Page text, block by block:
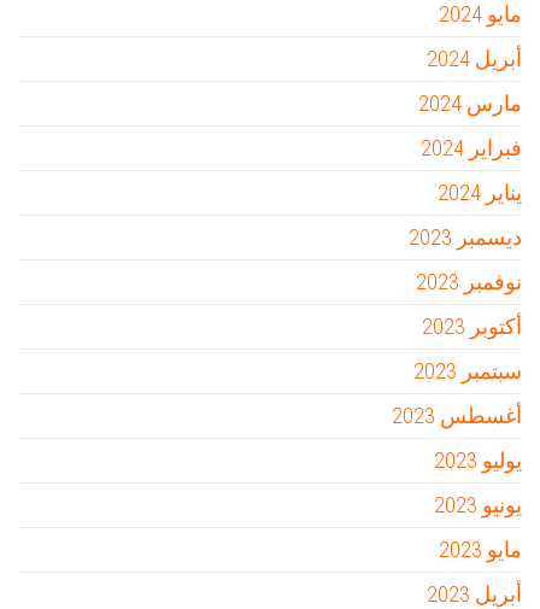
مايو 2024
أبريل 2024
مارس 2024
فبراير 2024
يناير 2024
ديسمبر 2023
نوفمبر 2023
أكتوبر 2023
سبتمبر 2023
أغسطس 2023
يوليو 2023
يونيو 2023
مايو 2023
أبريل 2023